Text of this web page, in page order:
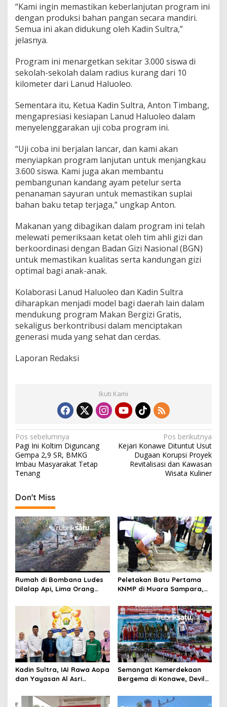
r
a
b
o
“Kami ingin memastikan keberlanjutan program ini
dengan produksi bahan pangan secara mandiri.
Semua ini akan didukung oleh Kadin Sultra,”
jelasnya.
Program ini menargetkan sekitar 3.000 siswa di
sekolah-sekolah dalam radius kurang dari 10
kilometer dari Lanud Haluoleo.
Sementara itu, Ketua Kadin Sultra, Anton Timbang,
mengapresiasi kesiapan Lanud Haluoleo dalam
menyelenggarakan uji coba program ini.
“Uji coba ini berjalan lancar, dan kami akan
menyiapkan program lanjutan untuk menjangkau
3.600 siswa. Kami juga akan membantu
pembangunan kandang ayam petelur serta
penanaman sayuran untuk memastikan suplai
bahan baku tetap terjaga,” ungkap Anton.
Makanan yang dibagikan dalam program ini telah
melewati pemeriksaan ketat oleh tim ahli gizi dan
berkoordinasi dengan Badan Gizi Nasional (BGN)
untuk memastikan kualitas serta kandungan gizi
optimal bagi anak-anak.
Kolaborasi Lanud Haluoleo dan Kadin Sultra
diharapkan menjadi model bagi daerah lain dalam
mendukung program Makan Bergizi Gratis,
sekaligus berkontribusi dalam menciptakan
generasi muda yang sehat dan cerdas.
Laporan Redaksi
Ikuti Kami
N
a
v
i
g
a
s
i
p
o
s
Pos sebelumnya
Pagi Ini Koltim Diguncang
Gempa 2,9 SR, BMKG
Imbau Masyarakat Tetap
Tenang
Pos berikutnya
Kejari Konawe Dituntut Usut
Dugaan Korupsi Proyek
Revitalisasi dan Kawasan
Wisata Kuliner
Don't Miss
Rumah di Bombana Ludes
Dilalap Api, Lima Orang
Dunia
Peletakan Batu Pertama
KNMP di Muara Sampara,
Jemput Program Pusat
Kadin Sultra, IAI Rawa Aopa
dan Yayasan Al Asri
Siap Kerja
Semangat Kemerdekaan
Bergema di Konawe, Devile
Barisan